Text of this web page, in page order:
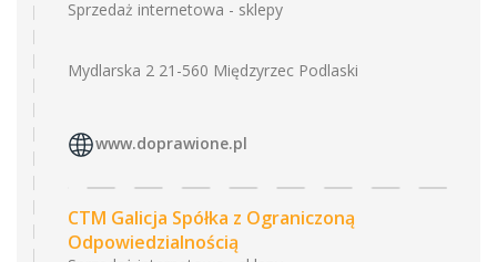
Sprzedaż internetowa - sklepy
Mydlarska 2 21-560 Międzyrzec Podlaski
www.doprawione.pl
CTM Galicja Spółka z Ograniczoną
Odpowiedzialnością